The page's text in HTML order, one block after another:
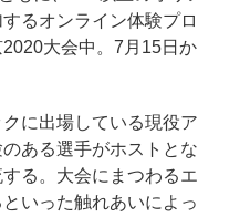
るオンライン体験プロ
大会中。7月15日か
に出場している現役ア
ある選手がホストとな
る。大会にまつわるエ
いった触れあいによっ